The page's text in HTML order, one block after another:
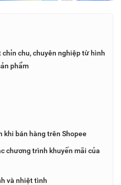
chu, chuyên nghiệp từ hình
phẩm
khi bán hàng trên Shopee
chương trình khuyến mãi của
và nhiệt tình